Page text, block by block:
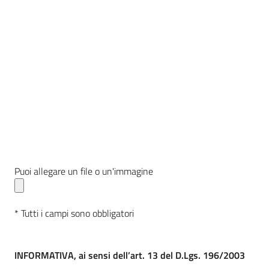
Puoi allegare un file o un'immagine
* Tutti i campi sono obbligatori
INFORMATIVA, ai sensi dell’art. 13 del D.Lgs. 196/2003